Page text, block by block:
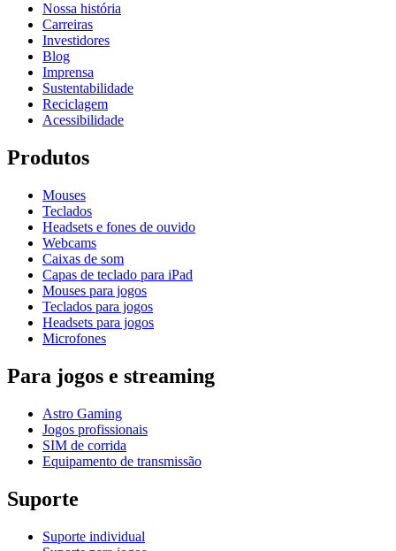
Nossa história
Carreiras
Investidores
Blog
Imprensa
Sustentabilidade
Reciclagem
Acessibilidade
Produtos
Mouses
Teclados
Headsets e fones de ouvido
Webcams
Caixas de som
Capas de teclado para iPad
Mouses para jogos
Teclados para jogos
Headsets para jogos
Microfones
Para jogos e streaming
Astro Gaming
Jogos profissionais
SIM de corrida
Equipamento de transmissão
Suporte
Suporte individual